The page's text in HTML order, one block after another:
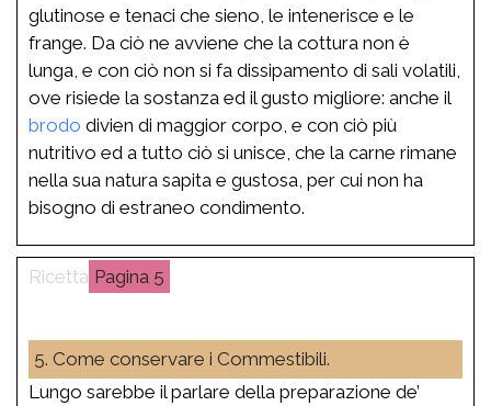
glutinose e tenaci che sieno, le intenerisce e le
frange. Da ciò ne avviene che la cottura non è
lunga, e con ciò non si fa dissipamento di sali volatili,
ove risiede la sostanza ed il gusto migliore: anche il
brodo divien di maggior corpo, e con ciò più
nutritivo ed a tutto ciò si unisce, che la carne rimane
nella sua natura sapita e gustosa, per cui non ha
bisogno di estraneo condimento.
5
5. Come conservare i Commestibili.
Lungo sarebbe il parlare della preparazione de’